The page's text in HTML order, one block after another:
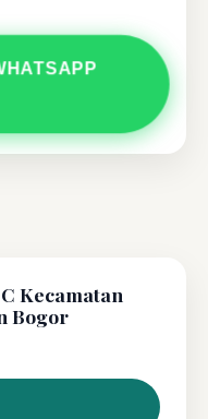
Kecamatan
Bogor